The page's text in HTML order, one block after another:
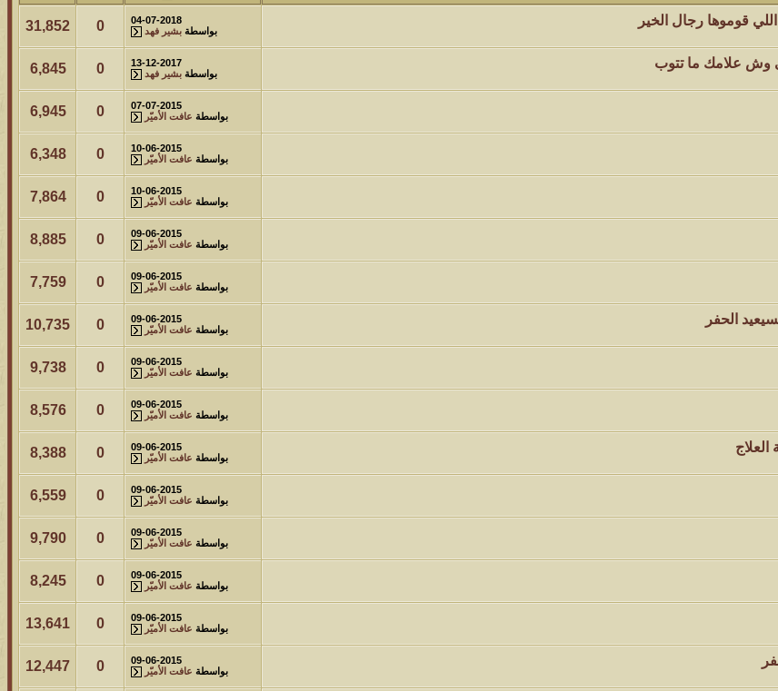
كاتب الموضوع
آخر مشاركة
الأمير محمد الخضيري
كاتب الموضوع مشاركات المشاهدات
آخر مشاركة
آخر رد:احمد جابر
آخر مشاركة
خلف المهدي
آخر مشاركة
آخر رد: ابن صلفيق
آخر مشاركة
ܓܨ
آخر رد:الميآسية
قوموها رجال الخير
04-07-2018
بواسطة بشير فهد 0
31,852
وش علامك ما تتوب
13-12-2017
بواسطة بشير فهد 0
6,845
07-07-2015
بواسطة عافت الأميّر 0
6,945
10-06-2015
بواسطة عافت الأميّر 0
6,348
10-06-2015
بواسطة عافت الأميّر 0
7,864
09-06-2015
بواسطة عافت الأميّر 0
8,885
09-06-2015
بواسطة عافت الأميّر 0
7,759
الحفر
09-06-2015
بواسطة عافت الأميّر 0
10,735
09-06-2015
بواسطة عافت الأميّر 0
9,738
09-06-2015
بواسطة عافت الأميّر 0
8,576
09-06-2015
بواسطة عافت الأميّر 0
8,388
09-06-2015
بواسطة عافت الأميّر 0
6,559
09-06-2015
بواسطة عافت الأميّر 0
9,790
09-06-2015
بواسطة عافت الأميّر 0
8,245
09-06-2015
بواسطة عافت الأميّر 0
13,641
09-06-2015
بواسطة عافت الأميّر 0
12,447